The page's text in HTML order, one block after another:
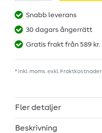
Snabb leverans
30 dagars ångerrätt
Gratis frakt från 589 kr.
* inkl. moms. exkl. Fraktkostnader
Fler detaljer
Beskrivning